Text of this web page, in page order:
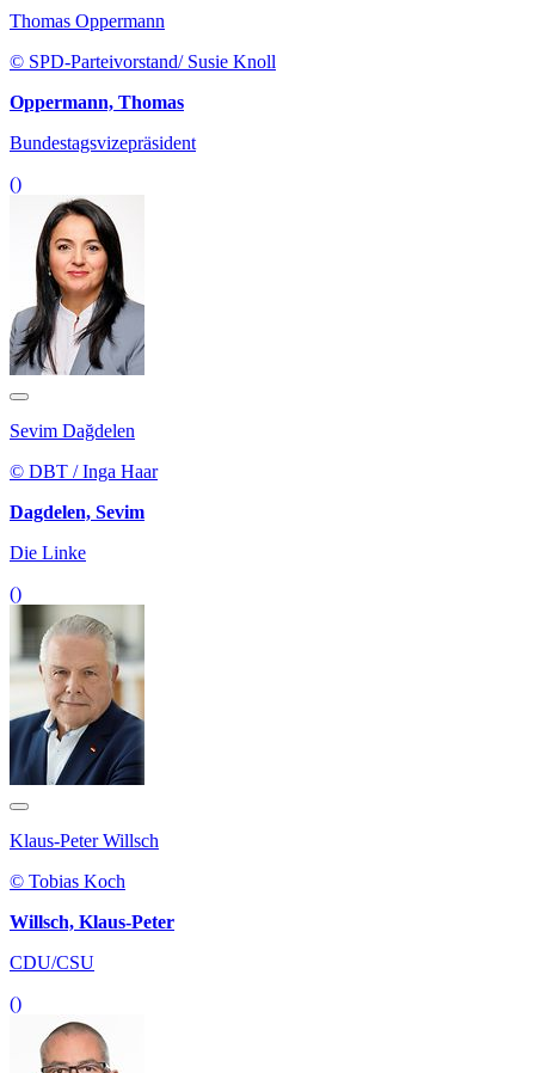
Thomas Oppermann
© SPD-Parteivorstand/ Susie Knoll
Oppermann, Thomas
Bundestagsvizepräsident
()
Sevim Dağdelen
© DBT / Inga Haar
Dagdelen, Sevim
Die Linke
()
Klaus-Peter Willsch
© Tobias Koch
Willsch, Klaus-Peter
CDU/CSU
()